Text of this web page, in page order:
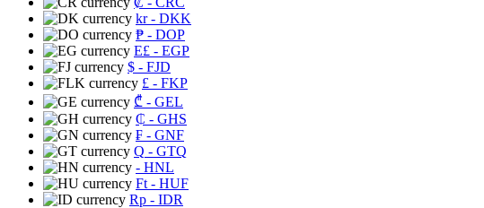
kr- DKK
₱ - DOP
E£ - EGP
$ - FJD
£ - FKP
₾ - GEL
₵ - GHS
₣ - GNF
Q - GTQ
- HNL
Ft - HUF
Rp - IDR